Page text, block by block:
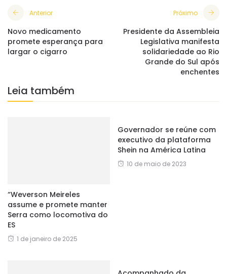
Anterior
Novo medicamento
promete esperança para
largar o cigarro
Próximo
Presidente da Assembleia
Legislativa manifesta
solidariedade ao Rio
Grande do Sul após
enchentes
Leia também
“Weverson Meireles
assume e promete manter
Serra como locomotiva do
ES
1 de janeiro de 2025
Governador se reúne com
executivo da plataforma
Shein na América Latina
10 de maio de 2023